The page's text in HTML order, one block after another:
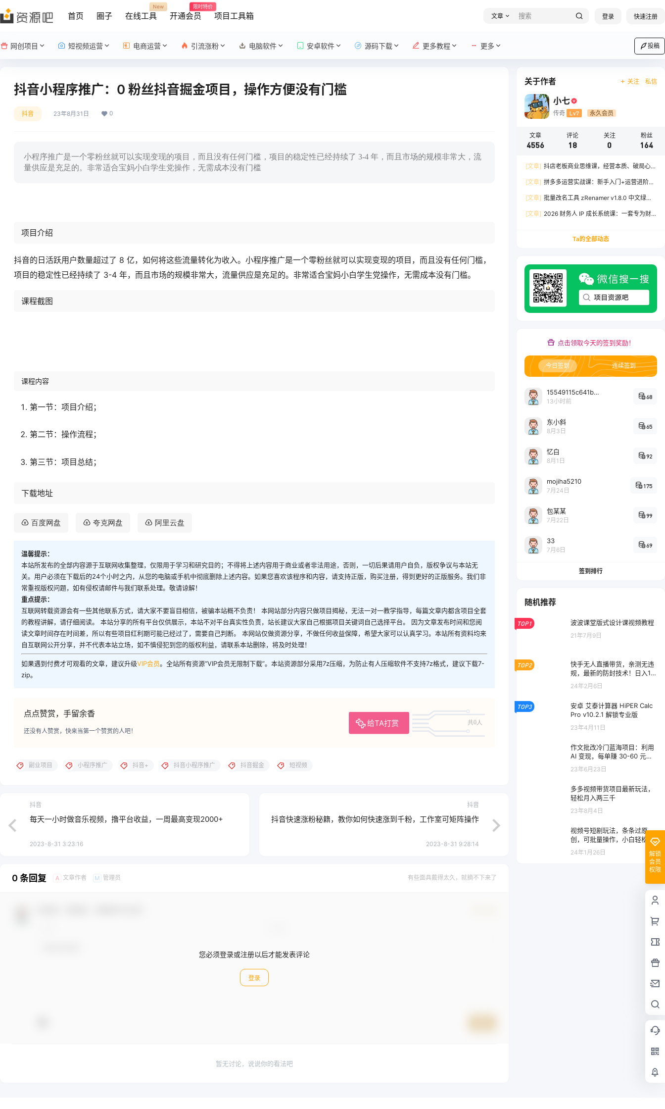
首页 圈子 在线工具
New
开通会员
限时特价
项目工具箱 文章 登录 快速注册
网创项目 短视频运营 电商运营 引流涨粉 电脑软件 安卓软件 源码下载 更多教程 更多 投稿
抖音小程序推广：0 粉丝抖音掘金项目，操作方便没有门槛
抖音 23年8月31日 0
小程序推广是一个零粉丝就可以实现变现的项目，而且没有任何门槛，项目的稳定性已经持续了 3-4 年，而且市场的规模非常大，流
量供应是充足的。非常适合宝妈小白学生党操作，无需成本没有门槛
项目介绍
抖音的日活跃用户数量超过了 8 亿，如何将这些流量转化为收入。小程序推广是一个零粉丝就可以实现变现的项目，而且没有任何门槛，
项目的稳定性已经持续了 3-4 年，而且市场的规模非常大，流量供应是充足的。非常适合宝妈小白学生党操作，无需成本没有门槛。
课程截图
课程内容
第一节：项目介绍；
第二节：操作流程；
第三节：项目总结；
下载地址
百度网盘 夸克网盘 阿里云盘
温馨提示：
本站所发布的全部内容源于互联网收集整理，仅限用于学习和研究目的；不得将上述内容用于商业或者非法用途，否则，一切后果请用户自负，版权争议与本站无
关。用户必须在下载后的24个小时之内，从您的电脑或手机中彻底删除上述内容。如果您喜欢该程序和内容，请支持正版，购买注册，得到更好的正版服务。我们非
常重视版权问题，如有侵权请邮件与我们联系处理。敬请谅解！
重点提示：
互联网转载资源会有一些其他联系方式，请大家不要盲目相信，被骗本站概不负责！ 本网站部分内容只做项目揭秘，无法一对一教学指导，每篇文章内都含项目全套
的教程讲解，请仔细阅读。 本站分享的所有平台仅供展示，本站不对平台真实性负责，站长建议大家自己根据项目关键词自己选择平台。 因为文章发布时间和您阅
读文章时间存在时间差，所以有些项目红利期可能已经过了，需要自己判断。 本网站仅做资源分享，不做任何收益保障，希望大家可以认真学习。本站所有资料均来
自互联网公开分享，并不代表本站立场，如不慎侵犯到您的版权利益，请联系本站删除，将及时处理！
如果遇到付费才可观看的文章，建议升级VIP会员。全站所有资源“VIP会员无限制下载”。本站资源部分采用7z压缩，为防止有人压缩软件不支持7z格式，建议下载7-
zip。
点点赞赏，手留余香
给TA打赏 共0人
还没有人赞赏，快来当第一个赞赏的人吧！
副业项目 小程序推广 抖音+ 抖音小程序推广 抖音掘金 短视频
抖音
每天一小时做音乐视频，撸平台收益，一周最高变现2000+
2023-8-31 3:23:16
抖音
抖音快速涨粉秘籍，教你如何快速涨到千粉，工作室可矩阵操作
2023-8-31 9:28:14
0 条回复 A 文章作者 M 管理员 有些面具戴得太久，就摘不下来了
您必须登录或注册以后才能发表评论
登录
暂无讨论，说说你的看法吧
关于作者 关注 私信
小七
传奇 Lv7 永久会员
文章
4556
评论
18
关注
0
粉丝
164
[文章] 抖店老板商业思维课，经营本质、破局心
增
[文章] 拼多多运营实战课：新手入门+运营进阶、
出百单
[文章] 批量改名工具 zRenamer v1.8.0 中文绿色
[文章] 2026 财务人 IP 成长系统课：一套专为财
Ta的全部动态
点击领取今天的签到奖励！
今日签到 连续签到
15549115c641bc6524e64d1d800349ec7396
13小时前
68
东小斜
8月3日
65
忆白
8月1日
92
mojiha5210
7月24日
175
包某某
7月22日
99
33
7月6日
69
签到排行
随机推荐
TOP1 波波课堂版式设计课视频教程
21年7月9日
TOP2
快手无人直播带货，亲测无违
规，最新的防封技术！日入10
00+
24年2月6日
TOP3
安卓 艾泰计算器 HiPER Calc
Pro v10.2.1 解锁专业版
23年4月11日
作文批改冷门蓝海项目：利用
AI 变现，每单赚 30-60 元不
23年6月23日
多多视频带货项目最新玩法，
轻松月入两三千
23年8月4日
视频号短剧玩法，条条过原
创，可批量操作，小白轻松上
手，当天可变现
24年1月26日
解锁
会员
权限